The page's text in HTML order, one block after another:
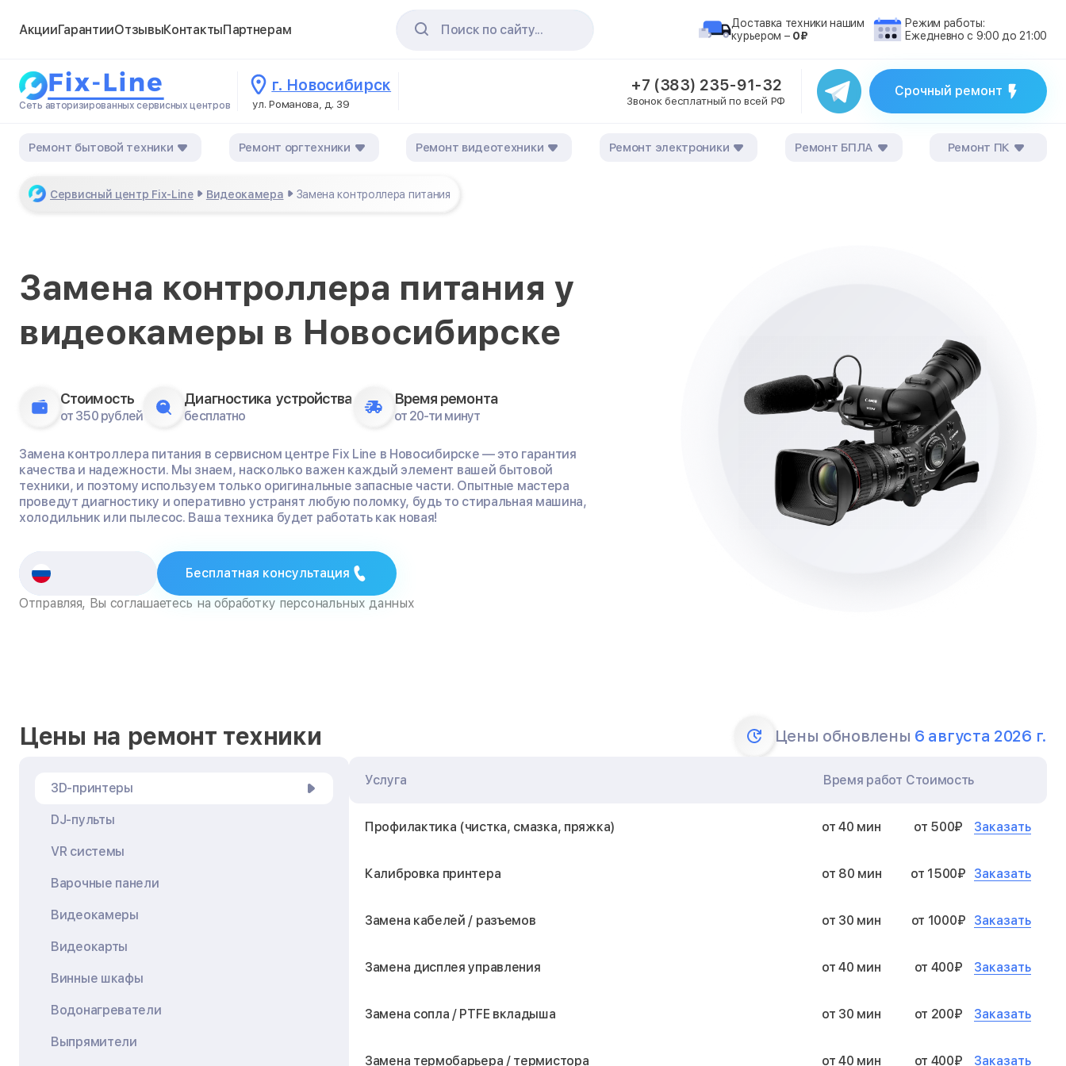
АкцииГарантииОтзывыКонтактыПартнерам Поиск по сайту...
Доставка техники нашим
курьером – 0₽
Режим работы:
Ежедневно с 9:00 до 21:00
Сеть авторизированных сервисных центров
г. Новосибирск
ул. Романова, д. 39
+7 (383) 235-91-32
Звонок бесплатный по всей РФ
Срочный ремонт
Ремонт бытовой техники Ремонт оргтехники Ремонт видеотехники Ремонт электроники Ремонт БПЛА Ремонт ПК
Сервисный центр Fix-Line Видеокамера Замена контроллера питания
Замена контроллера питания у
видеокамеры в Новосибирске
Стоимость
от 350 рублей
Диагностика устройства
бесплатно
Время ремонта
от 20-ти минут
Замена контроллера питания в сервисном центре Fix Line в Новосибирске — это гарантия
качества и надежности. Мы знаем, насколько важен каждый элемент вашей бытовой
техники, и поэтому используем только оригинальные запасные части. Опытные мастера
проведут диагностику и оперативно устранят любую поломку, будь то стиральная машина,
холодильник или пылесос. Ваша техника будет работать как новая!
Бесплатная консультация
Отправляя, Вы соглашаетесь на обработку персональных данных
Цены на ремонт техники Цены обновлены 6 августа 2026 г.
3D-принтеры
DJ-пульты
VR системы
Варочные панели
Видеокамеры
Видеокарты
Винные шкафы
Водонагреватели
Выпрямители
Услуга Время работ Стоимость
Профилактика (чистка, смазка, пряжка) от 40 мин от 500₽ Заказать
Калибровка принтера от 80 мин от 1500₽ Заказать
Замена кабелей / разъемов от 30 мин от 1000₽ Заказать
Замена дисплея управления от 40 мин от 400₽ Заказать
Замена сопла / PTFE вкладыша от 30 мин от 200₽ Заказать
Замена термобарьера / термистора от 40 мин от 400₽ Заказать